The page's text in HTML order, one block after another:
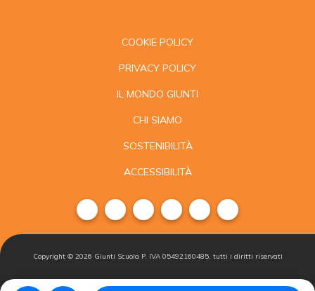
COOKIE POLICY
PRIVACY POLICY
IL MONDO GIUNTI
CHI SIAMO
SOSTENIBILITÀ
ACCESSIBILITÀ
Copyright © 2026 Giunti Scuola P. IVA 05492160485, tutti i diritti riservati
Condizioni di Gestisci i Iscriviti alla